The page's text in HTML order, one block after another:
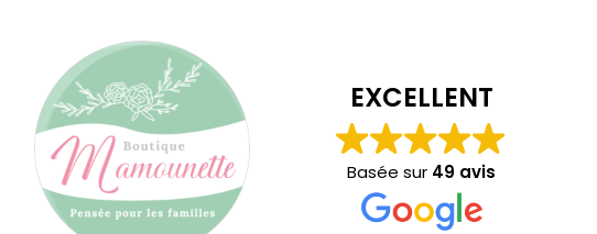
EXCELLENT
Basée sur 49 avis